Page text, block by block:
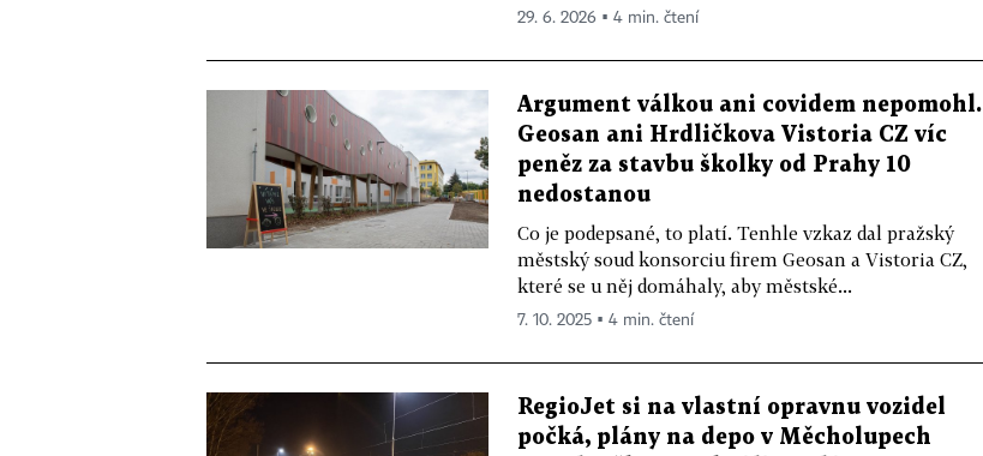
29. 6. 2026 ▪ 4 min. čtení
Argument válkou ani covidem nepomohl.
Geosan ani Hrdličkova Vistoria CZ víc
peněz za stavbu školky od Prahy 10
nedostanou
Co je podepsané, to platí. Tenhle vzkaz dal pražský
městský soud konsorciu firem Geosan a Vistoria CZ,
které se u něj domáhaly, aby městské...
7. 10. 2025 ▪ 4 min. čtení
RegioJet si na vlastní opravnu vozidel
počká, plány na depo v Měcholupech